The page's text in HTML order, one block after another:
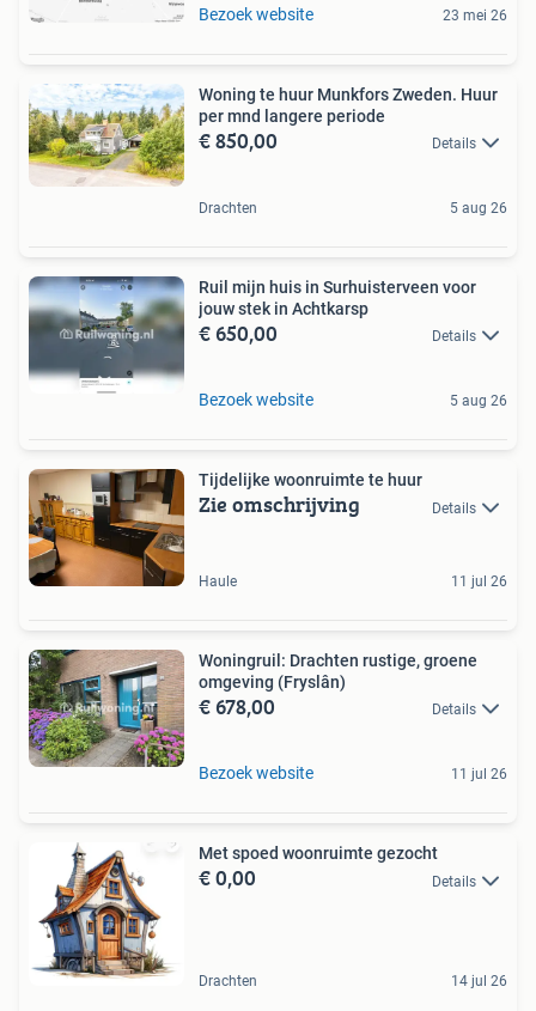
Bezoek website 23 mei 26
Woning te huur Munkfors Zweden. Huur
per mnd langere periode
€ 850,00 Details
Drachten 5 aug 26
Ruil mijn huis in Surhuisterveen voor
jouw stek in Achtkarsp
€ 650,00 Details
Bezoek website 5 aug 26
Tijdelijke woonruimte te huur
Zie omschrijving Details
Haule 11 jul 26
Woningruil: Drachten rustige, groene
omgeving (Fryslân)
€ 678,00 Details
Bezoek website 11 jul 26
Met spoed woonruimte gezocht
€ 0,00 Details
Drachten 14 jul 26